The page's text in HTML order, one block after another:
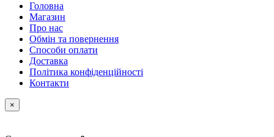
Головна
Магазин
Про нас
Обмін та повернення
Способи оплати
Доставка
Політика конфіденційності
Контакти
×